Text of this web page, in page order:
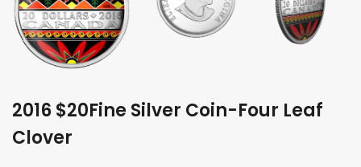
2016 $20Fine Silver Coin-Four Leaf
Clover